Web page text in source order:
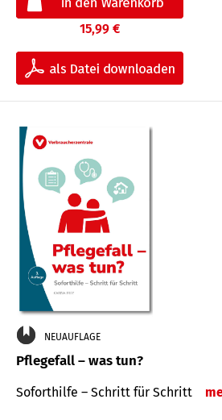
15,99 €
NEUAUFLAGE
Pflegefall – was tun?
Soforthilfe – Schritt für Schritt